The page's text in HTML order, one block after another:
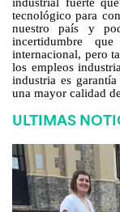
industrial fuerte
tecnológico para
nuestro país y
incertidumbre
internacional, pero
los empleos
industria es
una mayor calidad
ULTIMAS